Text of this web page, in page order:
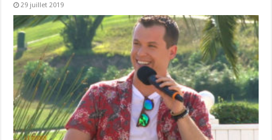
29 juillet 2019